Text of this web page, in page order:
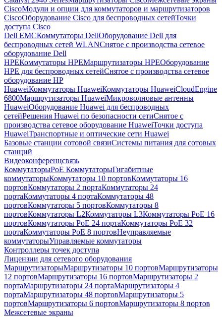
CiscoМодули и опции для коммутаторов и маршрутизаторов
CiscoОборудование Cisco для беспроводных сетейТочки
доступа Cisco
Dell EMCКоммутаторы DellОборудование Dell для
беспроводных сетей WLANСнятое с производства сетевое
оборудование Dell
HPEКоммутаторы HPEМаршрутизаторы HPEОборудование
HPE для беспроводных сетейСнятое с производства сетевое
оборудование HP
HuaweiКоммутаторы HuaweiКоммутаторы HuaweiCloudEngine
6800Маршрутизаторы HuaweiМикроволновые антенны
HuaweiОборудование Huawei для беспроводных
сетейРешения Huawei по безопасности сетиСнятое с
производства сетевое оборудование HuaweiТочки доступа
HuaweiТранспортные и оптические сети Huawei
Базовые станции сотовой связиСистемы питания для сотовых
станций
Видеоконференцсвязь
КоммутаторыPoE КоммутаторыГигабитные
коммутаторыКоммутаторы 10 портовКоммутаторы 16
портовКоммутаторы 2 портаКоммутаторы 24
портаКоммутаторы 4 портаКоммутаторы 48
портовКоммутаторы 5 портовКоммутаторы 8
портовКоммутаторы L2Коммутаторы L3Коммутаторы PoE 16
портовКоммутаторы PoE 24 портаКоммутаторы PoE 32
портаКоммутаторы PoE 8 портовНеуправляемые
коммутаторыУправляемые коммутаторы
Контроллеры точек доступа
Лицензии для сетевого оборудования
МаршрутизаторыМаршрутизаторы 10 портовМаршрутизаторы
12 портовМаршрутизаторы 16 портовМаршрутизаторы 2
портаМаршрутизаторы 24 портаМаршрутизаторы 4
портаМаршрутизаторы 48 портовМаршрутизаторы 5
портовМаршрутизаторы 6 портовМаршрутизаторы 8 портов
Межсетевые экраны